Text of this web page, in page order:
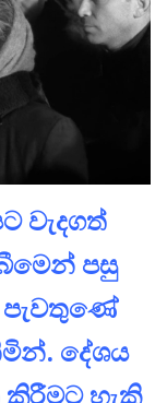
වැදගත්
පසු
පැවතුණේ
දේශය
කිරීමට හැකි